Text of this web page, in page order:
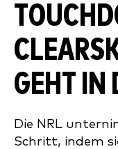
GEHT IN
Die NRL
Schritt, indem